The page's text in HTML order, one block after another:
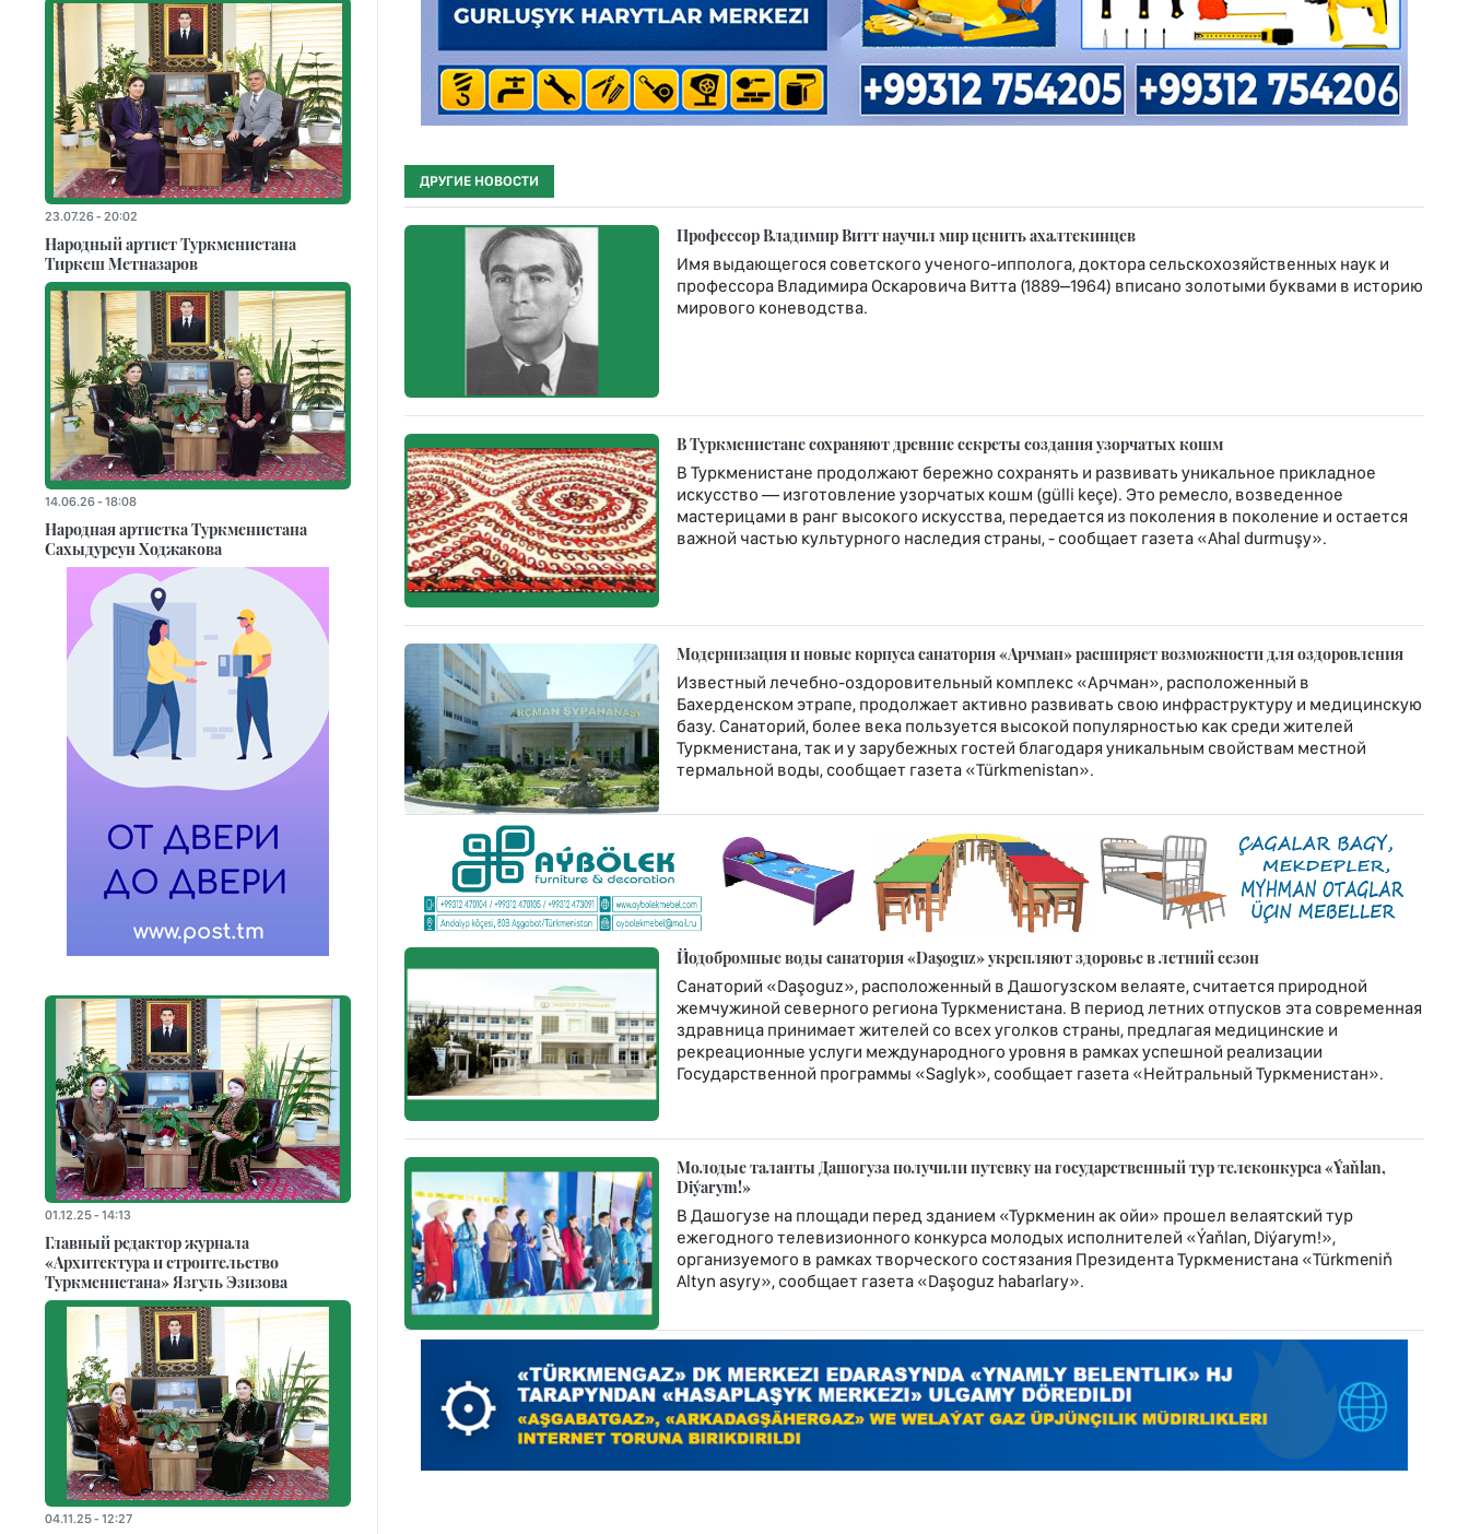
ДРУГИЕ НОВОСТИ
Профессор Владимир Витт научил мир ценить ахалтекинцев
Имя выдающегося советского ученого-ипполога, доктора сельскохозяйственных наук и
профессора Владимира Оскаровича Витта (1889–1964) вписано золотыми буквами в историю
мирового коневодства.
В Туркменистане сохраняют древние секреты создания узорчатых кошм
В Туркменистане продолжают бережно сохранять и развивать уникальное прикладное
искусство — изготовление узорчатых кошм (gülli keçe). Это ремесло, возведенное
мастерицами в ранг высокого искусства, передается из поколения в поколение и остается
важной частью культурного наследия страны, - сообщает газета «Ahal durmuşy».
Модернизация и новые корпуса санатория «Арчман» расширяет возможности для оздоровления
Известный лечебно-оздоровительный комплекс «Арчман», расположенный в
Бахерденском этрапе, продолжает активно развивать свою инфраструктуру и медицинскую
базу. Санаторий, более века пользуется высокой популярностью как среди жителей
Туркменистана, так и у зарубежных гостей благодаря уникальным свойствам местной
термальной воды, сообщает газета «Türkmenistan».
Йодобромные воды санатория «Daşoguz» укрепляют здоровье в летний сезон
Санаторий «Daşoguz», расположенный в Дашогузском велаяте, считается природной
жемчужиной северного региона Туркменистана. В период летних отпусков эта современная
здравница принимает жителей со всех уголков страны, предлагая медицинские и
рекреационные услуги международного уровня в рамках успешной реализации
Государственной программы «Saglyk», сообщает газета «Нейтральный Туркменистан».
Молодые таланты Дашогуза получили путевку на государственный тур телеконкурса «Ýaňlan,
Diýarym!»
В Дашогузе на площади перед зданием «Туркменин ак ойи» прошел велаятский тур
ежегодного телевизионного конкурса молодых исполнителей «Ýaňlan, Diýarym!»,
организуемого в рамках творческого состязания Президента Туркменистана «Türkmeniň
Altyn asyry», сообщает газета «Daşoguz habarlary».
23.07.26 - 20:02
Народный артист Туркменистана
Тиркеш Мeтназаров
14.06.26 - 18:08
Народная артистка Туркменистана
Сахыдурсун Ходжакова
01.12.25 - 14:13
Главный редактор журнала
«Архитектура и строительство
Туркменистана» Язгуль Эзизова
04.11.25 - 12:27